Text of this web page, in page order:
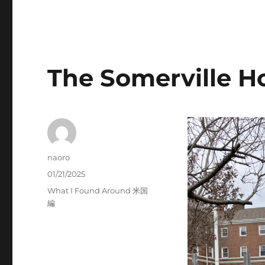
The Somerville
Author
naoro
Posted
on
01/21/2025
Categories
What I Found Around 米国
編